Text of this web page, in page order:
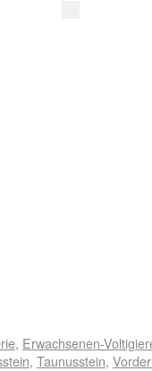
, Erwachsenen-
, Taunusstein,